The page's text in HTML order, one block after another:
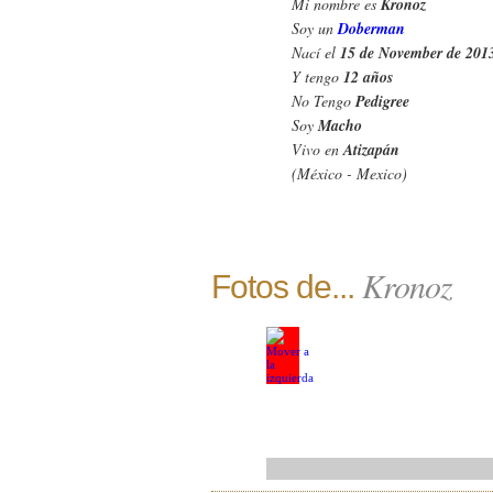
Kronoz
Soy unDoberman
Nací el 15 de November de
Y tengo 12 años
No TengoPedigree
SoyMacho
Vivo enAtizapán
(México - Mexico)
Fotos de... Kronoz